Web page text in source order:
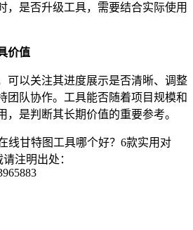
，是否升级工具，需要结合实际使用
价值
可以关注其进度展示是否清晰、调整
团队协作。工具能否随着项目规模和
，是判断其长期价值的重要参考。
线甘特图工具哪个好？6款实用对
注明出处：